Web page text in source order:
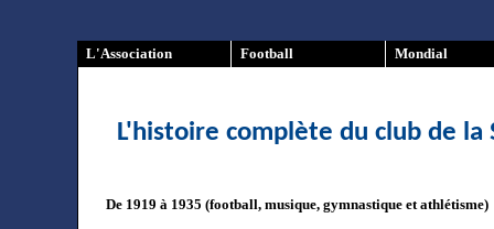
L'Association Football Mondial
L'histoire complète du club de la
De 1919 à 1935 (football, musique, gymnastique et athlétisme)